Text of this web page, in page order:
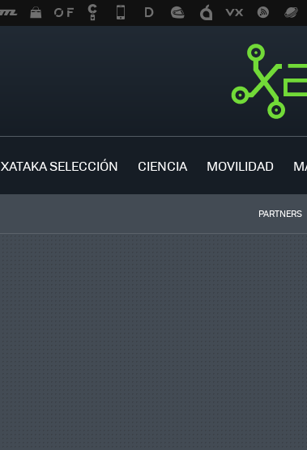
XATAKA SELECCIÓN CIENCIA MOVILIDAD
PARTNERS